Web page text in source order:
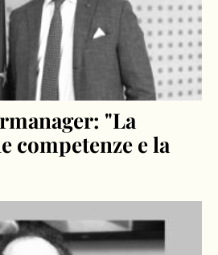
"La
competenze e la